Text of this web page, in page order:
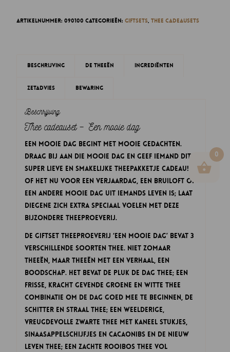
Artikelnummer:090100 Categorieën:Giftsets,Thee cadeausets
Beschrijving De theeën Ingrediënten
Zetadvies Bewaring
Beschrijving
Thee cadeauset – Een mooie dag
Een mooie dag begint met mooie gedachten.
Draag bij aan die mooie dag en geef iemand dit
super lieve en smakelijke theepakketje cadeau!
Of het nu voor een verjaardag, een bruiloft of
een andere mooie dag uit iemands leven is; laat
diegene zich extra speciaal voelen met deze
bijzondere theeproeverij.
De Giftset Theeproeverij ‘Een Mooie Dag’ bevat 3
verschillende soorten thee. Niet zomaar
theeën, maar theeën met een verhaal, een
boodschap. Het bevat de Pluk de Dag thee; een
frisse, kracht gevende groene en witte thee
combinatie om de dag goed mee te beginnen, de
Schitter en Straal thee; een weelderige,
vreugdevolle Zwarte thee met kaneel stukjes,
sinaasappelschijfjes en cacaonibs en de Nieuw
Leven thee; een zachte Rooibos thee vol
0